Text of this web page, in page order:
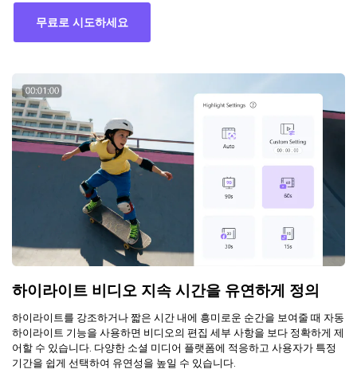
무료로 시도하세요
하이라이트 비디오 지속 시간을 유연하게 정의
하이라이트를 강조하거나 짧은 시간 내에 흥미로운 순간을 보여줄 때 자동
하이라이트 기능을 사용하면 비디오의 편집 세부 사항을 보다 정확하게 제
어할 수 있습니다. 다양한 소셜 미디어 플랫폼에 적응하고 사용자가 특정
기간을 쉽게 선택하여 유연성을 높일 수 있습니다.